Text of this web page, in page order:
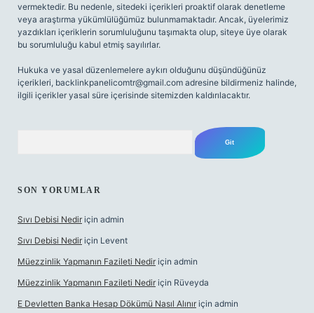
vermektedir. Bu nedenle, sitedeki içerikleri proaktif olarak denetleme
veya araştırma yükümlülüğümüz bulunmamaktadır. Ancak, üyelerimiz
yazdıkları içeriklerin sorumluluğunu taşımakta olup, siteye üye olarak
bu sorumluluğu kabul etmiş sayılırlar.
Hukuka ve yasal düzenlemelere aykırı olduğunu düşündüğünüz
içerikleri, backlinkpanelicomtr@gmail.com adresine bildirmeniz halinde,
ilgili içerikler yasal süre içerisinde sitemizden kaldırılacaktır.
SON YORUMLAR
Sıvı Debisi Nedir için admin
Sıvı Debisi Nedir için Levent
Müezzinlik Yapmanın Fazileti Nedir için admin
Müezzinlik Yapmanın Fazileti Nedir için Rüveyda
E Devletten Banka Hesap Dökümü Nasıl Alınır için admin